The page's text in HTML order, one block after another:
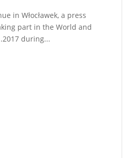
in Włocławek, a press
part in the World and
during...